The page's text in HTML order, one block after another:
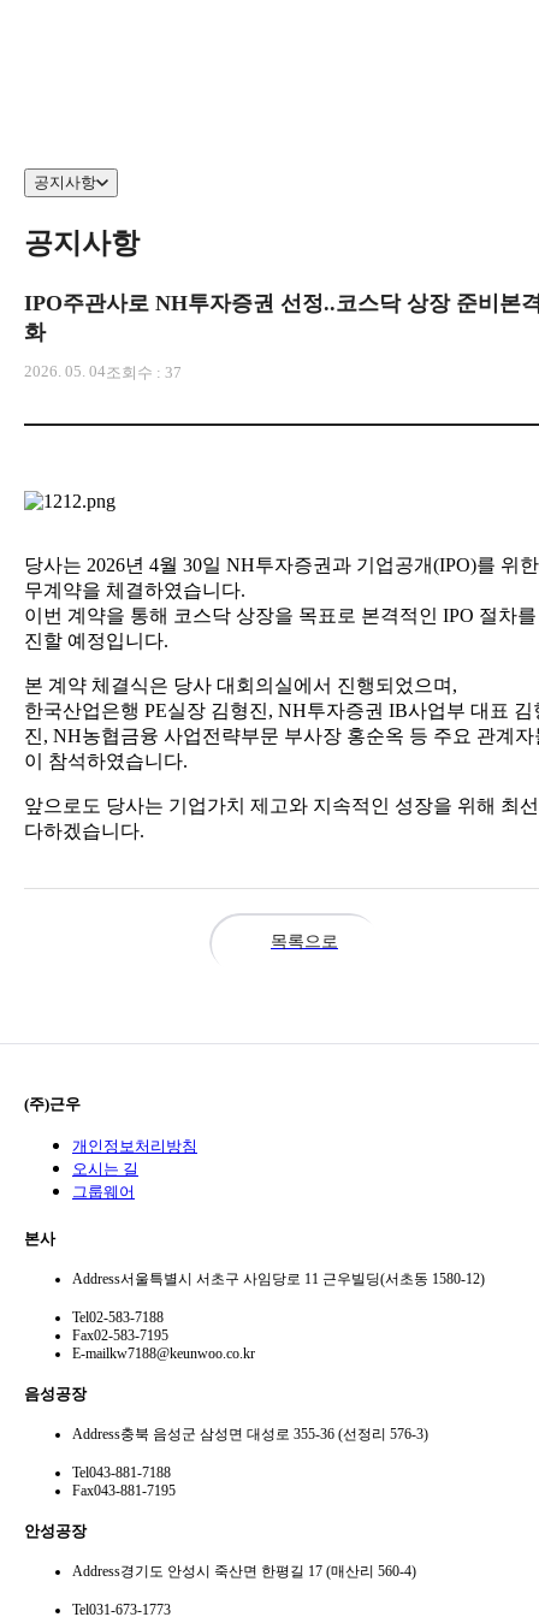
회사소개
연혁
CI 소개
사업장 소개
사업부소개
전력사업부
협력업체현황
ESG경영
고충처리 절차
직원 복지
개인정보 보호법 등 관련 법령 안내
고객문의 및 AS요청
자료실
공지사항
공지사항
IPO주관사로 NH투자증권 선정..코스닥 상장 준비본
화
2026. 05. 04조회수 : 37
당사는 2026년 4월 30일 NH투자증권과 기업공개(IPO)를 위
무계약을 체결하였습니다.
이번 계약을 통해 코스닥 상장을 목표로 본격적인 IPO 절차
진할 예정입니다.
본 계약 체결식은 당사 대회의실에서 진행되었으며,
한국산업은행 PE실장 김형진, NH투자증권 IB사업부 대표 김
진, NH농협금융 사업전략부문 부사장 홍순옥 등 주요 관계자
이 참석하였습니다.
앞으로도 당사는 기업가치 제고와 지속적인 성장을 위해 최
다하겠습니다.
목록으로
(주)근우
개인정보처리방침
오시는 길
그룹웨어
본사
Address서울특별시 서초구 사임당로 11 근우빌딩(서초동 1580-12)
Tel02-583-7188
Fax02-583-7195
E-mailkw7188@keunwoo.co.kr
음성공장
Address충북 음성군 삼성면 대성로 355-36 (선정리 576-3)
Tel043-881-7188
Fax043-881-7195
안성공장
Address경기도 안성시 죽산면 한평길 17 (매산리 560-4)
Tel031-673-1773